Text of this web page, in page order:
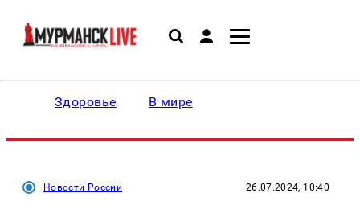
Здоровье В мире
Новости России 26.07.2024, 10:40